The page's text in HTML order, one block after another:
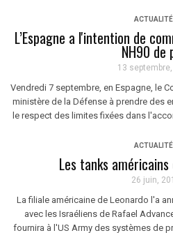
L’Espagne a l'intention de
NH90 de
13
Vendredi 7 septembre, en Espagne, le
ministère de la Défense à prendre des
le respect des limites fixées dans
Les tanks
26 juin,
La filiale américaine de Leonardo l'a
avec les Israéliens de Rafael
fournira à l'US Army des systèmes de